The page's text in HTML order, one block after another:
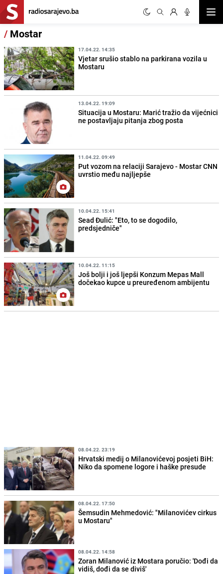
/ Mostar
17.04.22. 14:35
Vjetar srušio stablo na parkirana vozila u
Mostaru
13.04.22. 19:09
Situacija u Mostaru: Marić tražio da vijećnici
ne postavljaju pitanja zbog posta
11.04.22. 09:49
Put vozom na relaciji Sarajevo - Mostar CNN
uvrstio među najljepše
10.04.22. 15:41
Sead Đulić: "Eto, to se dogodilo,
predsjedniče"
10.04.22. 11:15
Još bolji i još ljepši Konzum Mepas Mall
dočekao kupce u preuređenom ambijentu
08.04.22. 23:19
Hrvatski medij o Milanovićevoj posjeti BiH:
Niko da spomene logore i haške presude
08.04.22. 17:50
Šemsudin Mehmedović: "Milanovićev cirkus
u Mostaru"
08.04.22. 14:58
Zoran Milanović iz Mostara poručio: 'Dođi da
vidiš, dođi da se diviš'